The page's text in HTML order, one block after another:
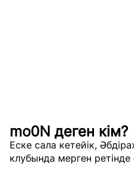
mo0N деген кім?
Еске сала кетейік,
клубында мерген ретінде